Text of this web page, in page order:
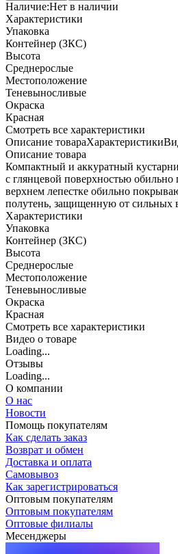
Наличие:Нет в наличии
Характеристики
Упаковка
Контейнер (ЗКС)
Высота
Среднерослые
Местоположение
Теневыносливые
Окраска
Красная
Cмотреть все характеристики
Описание товараХарактеристики
Описание товара
Компактный и аккуратный
с глянцевой поверхностью
верхнем лепестке обильно
полутень, защищенную от сильных
Характеристики
Упаковка
Контейнер (ЗКС)
Высота
Среднерослые
Местоположение
Теневыносливые
Окраска
Красная
Cмотреть все характеристики
Видео о товаре
Loading...
Отзывы
Loading...
О компании
О нас
Новости
Помощь покупателям
Как сделать заказ
Возврат и обмен
Доставка и оплата
Самовывоз
Как зарегистрироваться
Оптовым покупателям
Оптовым покупателям
Оптовые филиалы
Месенджеры